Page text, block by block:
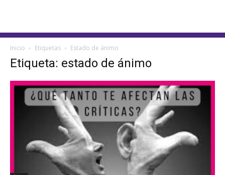
Inicio Etiquetas Estado de ánimo
Etiqueta: estado de ánimo